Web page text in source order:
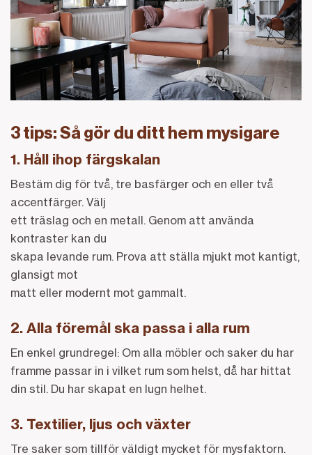
3 tips: Så gör du ditt hem mysigare
1. Håll ihop färgskalan
Bestäm dig för två, tre basfärger och en eller två
accentfärger. Välj
ett träslag och en metall. Genom att använda
kontraster kan du
skapa levande rum. Prova att ställa mjukt mot kantigt,
glansigt mot
matt eller modernt mot gammalt.
2. Alla föremål ska passa i alla rum
En enkel grundregel: Om alla möbler och saker du har
framme passar in i vilket rum som helst, då har hittat
din stil. Du har skapat en lugn helhet.
3. Textilier, ljus och växter
Tre saker som tillför väldigt mycket för mysfaktorn.